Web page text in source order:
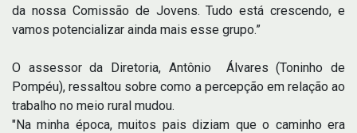
da nossa Comissão de Jovens. Tudo está crescendo, e
vamos potencializar ainda mais esse grupo.”
O assessor da Diretoria, Antônio Álvares (Toninho de
Pompéu), ressaltou sobre como a percepção em relação ao
trabalho no meio rural mudou.
"Na minha época, muitos pais diziam que o caminho era